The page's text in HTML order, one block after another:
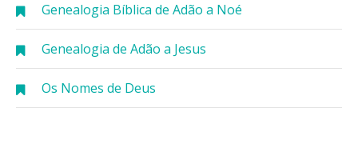
Genealogia Bíblica de Adão a Noé
Genealogia de Adão a Jesus
Os Nomes de Deus